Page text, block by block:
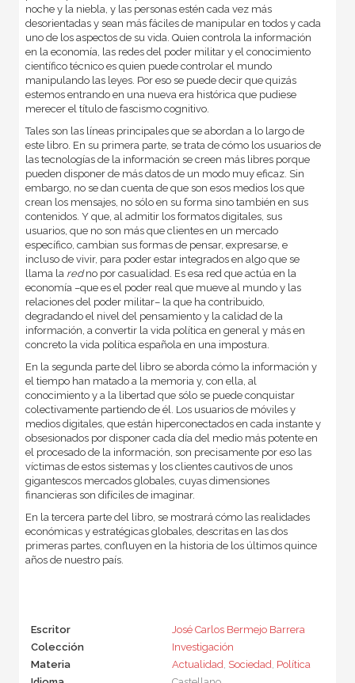
noche y la niebla, y las personas estén cada vez más
desorientadas y sean más fáciles de manipular en todos y cada
uno de los aspectos de su vida. Quien controla la información
en la economía, las redes del poder militar y el conocimiento
científico técnico es quien puede controlar el mundo
manipulando las leyes. Por eso se puede decir que quizás
estemos entrando en una nueva era histórica que pudiese
merecer el título de fascismo cognitivo.
Tales son las líneas principales que se abordan a lo largo de
este libro. En su primera parte, se trata de cómo los usuarios de
las tecnologías de la información se creen más libres porque
pueden disponer de más datos de un modo muy eficaz. Sin
embargo, no se dan cuenta de que son esos medios los que
crean los mensajes, no sólo en su forma sino también en sus
contenidos. Y que, al admitir los formatos digitales, sus
usuarios, que no son más que clientes en un mercado
específico, cambian sus formas de pensar, expresarse, e
incluso de vivir, para poder estar integrados en algo que se
llama la redno por casualidad. Es esa red que actúa en la
economía –que es el poder real que mueve al mundo y las
relaciones del poder militar– la que ha contribuido,
degradando el nivel del pensamiento y la calidad de la
información, a convertir la vida política en general y más en
concreto la vida política española en una impostura.
En la segunda parte del libro se aborda cómo la información y
el tiempo han matado a la memoria y, con ella, al
conocimiento y a la libertad que sólo se puede conquistar
colectivamente partiendo de él. Los usuarios de móviles y
medios digitales, que están hiperconectados en cada instante y
obsesionados por disponer cada día del medio más potente en
el procesado de la información, son precisamente por eso las
víctimas de estos sistemas y los clientes cautivos de unos
gigantescos mercados globales, cuyas dimensiones
financieras son difíciles de imaginar.
En la tercera parte del libro, se mostrará cómo las realidades
económicas y estratégicas globales, descritas en las dos
primeras partes, confluyen en la historia de los últimos quince
años de nuestro país.
Escritor
José Carlos Bermejo Barrera
Colección
Investigación
Materia
Actualidad, Sociedad, Política